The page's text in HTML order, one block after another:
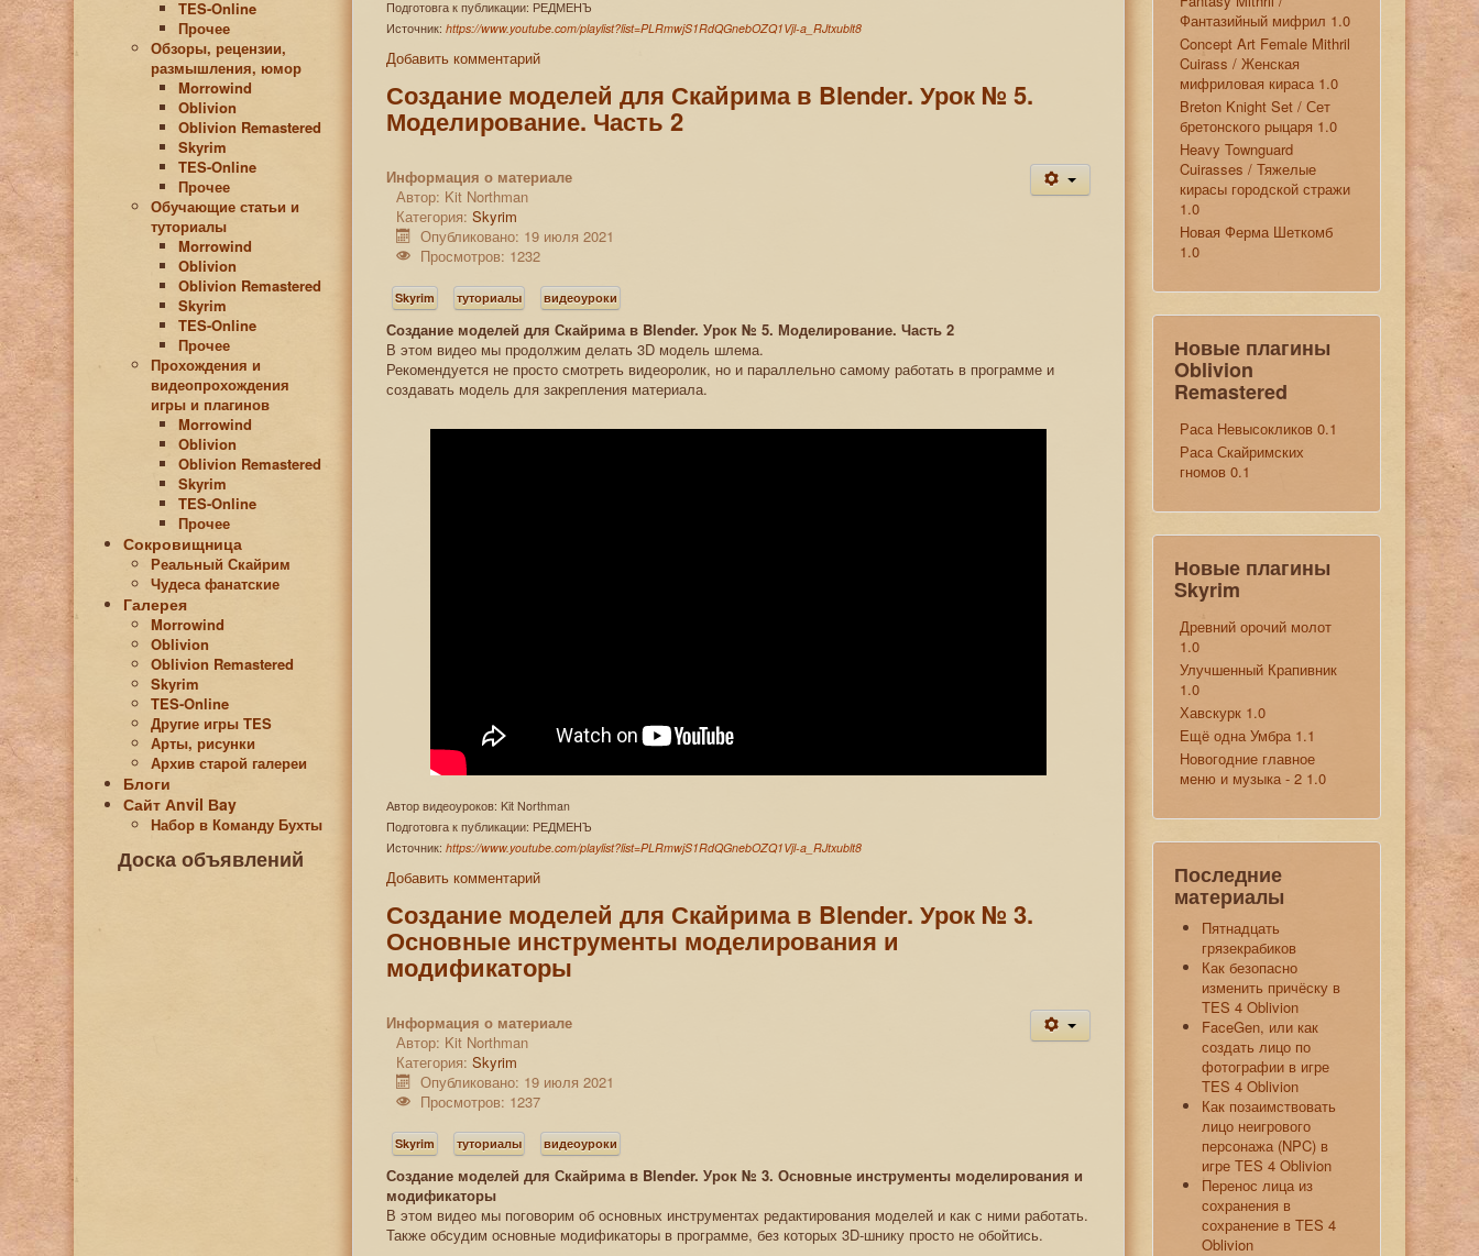
TES-Online
Прочее
Обзоры, рецензии,
размышления, юмор
Morrowind
Oblivion
Oblivion Remastered
Skyrim
TES-Online
Прочее
Обучающие статьи и
туториалы
Morrowind
Oblivion
Oblivion Remastered
Skyrim
TES-Online
Прочее
Прохождения и
видеопрохождения
игры и плагинов
Morrowind
Oblivion
Oblivion Remastered
Skyrim
TES-Online
Прочее
Сокровищница
Реальный Скайрим
Чудеса фанатские
Галерея
Morrowind
Oblivion
Oblivion Remastered
Skyrim
TES-Online
Другие игры TES
Арты, рисунки
Архив старой галереи
Блоги
Сайт Аnvil Вay
Набор в Команду Бухты
Доска объявлений
Подготовга к публикации: РЕДМЕНЪ
Источник:https://www.youtube.com/playlist?list=PLRmwjS1RdQGnebOZQ1Vjl-a_RJtxublt8
Добавить комментарий
Создание моделей для Скайрима в Blender. Урок № 5.
Моделирование. Часть 2
Информация о материале
Автор: Kit Northman
Категория:Skyrim
Опубликовано: 19 июля 2021
Просмотров: 1232
Skyrim туториалы видеоуроки
Создание моделей для Скайрима в Blender. Урок № 5. Моделирование. Часть 2
В этом видео мы продолжим делать 3D модель шлема.
Рекомендуется не просто смотреть видеоролик, но и параллельно самому работать в программе и
создавать модель для закрепления материала.
Автор видеоуроков: Kit Northman
Подготовга к публикации: РЕДМЕНЪ
Источник:https://www.youtube.com/playlist?list=PLRmwjS1RdQGnebOZQ1Vjl-a_RJtxublt8
Добавить комментарий
Создание моделей для Скайрима в Blender. Урок № 3.
Основные инструменты моделирования и
модификаторы
Информация о материале
Автор: Kit Northman
Категория:Skyrim
Опубликовано: 19 июля 2021
Просмотров: 1237
Skyrim туториалы видеоуроки
Создание моделей для Скайрима в Blender. Урок № 3. Основные инструменты моделирования и
модификаторы
В этом видео мы поговорим об основных инструментах редактирования моделей и как с ними работать.
Также обсудим основные модификаторы в программе, без которых 3D-шнику просто не обойтись.
Фантазийный мифрил 1.0
Concept Art Female Mithril
Cuirass / Женская
мифриловая кираса 1.0
Breton Knight Set / Сет
бретонского рыцаря 1.0
Heavy Townguard
Cuirasses / Тяжелые
кирасы городской стражи
1.0
Новая Ферма Шеткомб
1.0
Новые плагины
Oblivion
Remastered
Раса Невысокликов 0.1
Раса Скайримских
гномов 0.1
Новые плагины
Skyrim
Древний орочий молот
1.0
Улучшенный Крапивник
1.0
Хавскурк 1.0
Ещё одна Умбра 1.1
Новогодние главное
меню и музыка - 2 1.0
Последние
материалы
Пятнадцать
грязекрабиков
Как безопасно
изменить причёску в
TES 4 Oblivion
FaceGen, или как
создать лицо по
фотографии в игре
TES 4 Oblivion
Как позаимствовать
лицо неигрового
персонажа (NPC) в
игре TES 4 Oblivion
Перенос лица из
сохранения в
сохранение в TES 4
Oblivion